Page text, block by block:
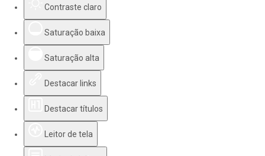
Contraste claro
Saturação baixa
Saturação alta
Destacar links
Destacar títulos
Leitor de tela